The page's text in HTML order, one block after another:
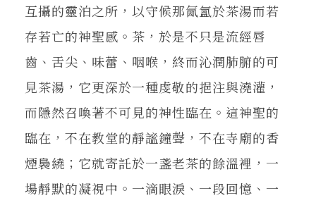
互攝的靈泊之所，以守候那氤氳於茶湯而若
存若亡的神聖感。茶，於是不只是流經唇
齒、舌尖、味蕾、咽喉，終而沁潤肺腑的可
見茶湯，它更深於一種虔敬的挹注與澆灌，
而隱然召喚著不可見的神性臨在。這神聖的
臨在，不在教堂的靜謐鐘聲，不在寺廟的香
煙裊繞；它就寄託於一盞老茶的餘溫裡，一
場靜默的凝視中。一滴眼淚、一段回憶、一